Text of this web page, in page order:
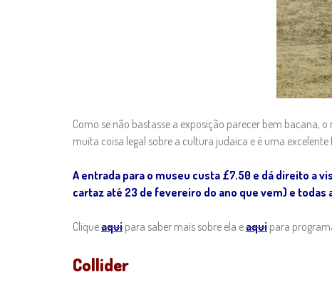
Como se não bastasse a exposição parecer bem bacana,
muita coisa legal sobre a cultura judaica e é uma
A entrada para o museu custa £7.50 e dá direito a
cartaz até 23 de fevereiro do ano que vem) e
Cliqueaqui para saber mais sobre ela eaqui para
Collider